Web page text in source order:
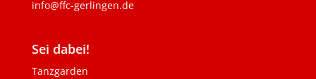
info@ffc-gerlingen.de
Sei dabei!
Tanzgarden